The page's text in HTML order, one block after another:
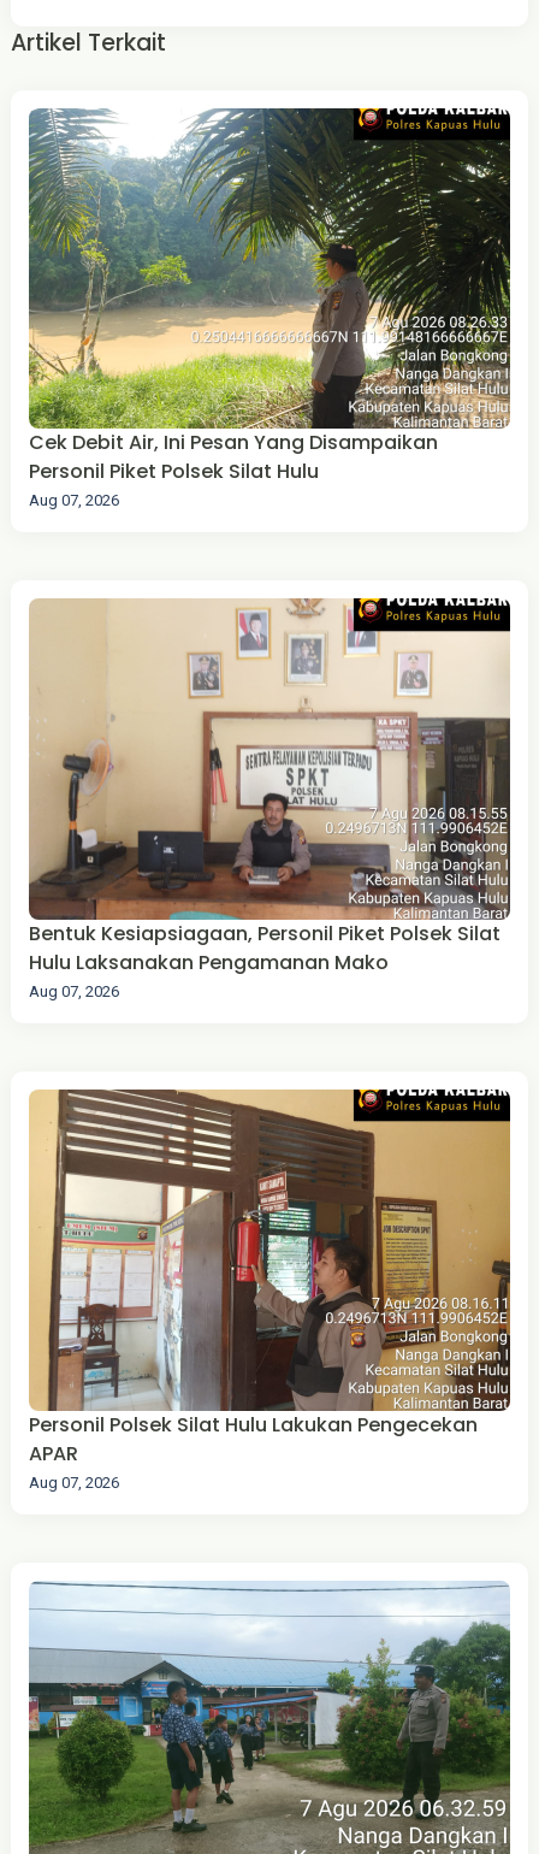
Artikel Terkait
Cek Debit Air, Ini Pesan Yang Disampaikan
Personil Piket Polsek Silat Hulu
Aug 07, 2026
Bentuk Kesiapsiagaan, Personil Piket Polsek Silat
Hulu Laksanakan Pengamanan Mako
Aug 07, 2026
Personil Polsek Silat Hulu Lakukan Pengecekan
APAR
Aug 07, 2026